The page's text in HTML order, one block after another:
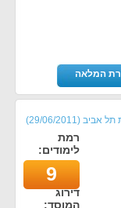
המלאה
תל אביב (
29/06/2011
)
רמת
לימודים:
9
דירוג
המוסד: